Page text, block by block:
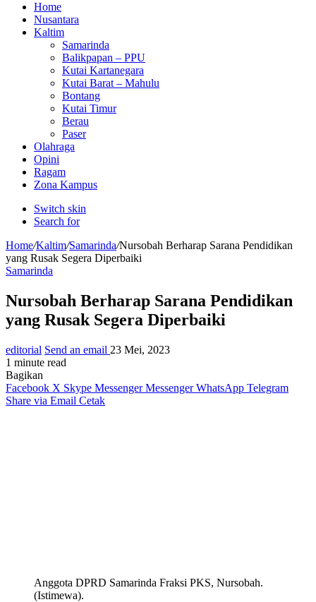
Home
Nusantara
Kaltim
Samarinda
Balikpapan – PPU
Kutai Kartanegara
Kutai Barat – Mahulu
Bontang
Kutai Timur
Berau
Paser
Olahraga
Opini
Ragam
Zona Kampus
Switch skin
Search for
Home/Kaltim/Samarinda/Nursobah Berharap Sarana Pendidikan
yang Rusak Segera Diperbaiki
Samarinda
Nursobah Berharap Sarana Pendidikan
yang Rusak Segera Diperbaiki
editorial Send an email 23 Mei, 2023
1 minute read
Bagikan
Facebook X Skype Messenger Messenger WhatsApp Telegram
Share via Email Cetak
Anggota DPRD Samarinda Fraksi PKS, Nursobah.
(Istimewa).